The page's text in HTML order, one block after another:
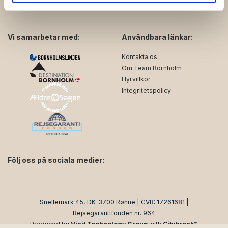
de har indsamlet fra din brug af deres tjenester.
Vi samarbetar med:
Följ oss på sociala medier:
Användbara länkar:
Kontakta os
Om Team Bornholm
Hyrvillkor
Integritetspolicy
Snellemark 45, DK-3700 Rønne | CVR: 17261681 |
Rejsegarantifonden nr. 964
Produced by Visit Technology Group with Citybreak™